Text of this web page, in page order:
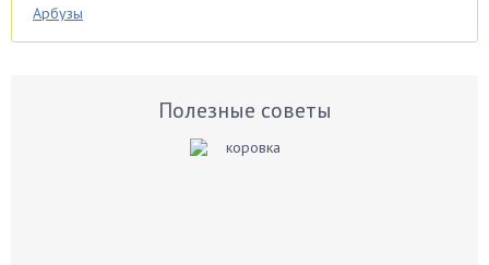
Арбузы
Аспарагус
Полезные советы